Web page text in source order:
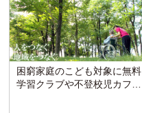
困窮家庭のこども対象に無料
学習クラブや不登校児カフェ